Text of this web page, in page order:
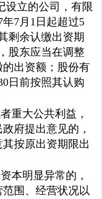
设立的公司，有限
7月1日起超过5
剩余认缴出资期
股东应当在调整
出资额；股份有
日前按照其认购
重大公共利益，
府提出意见的，
按原出资期限出
本明显异常的，
围、经营状况以